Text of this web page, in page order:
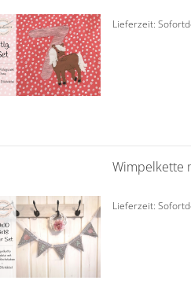
Lieferzeit:
Wimpelkette
Lieferzeit: